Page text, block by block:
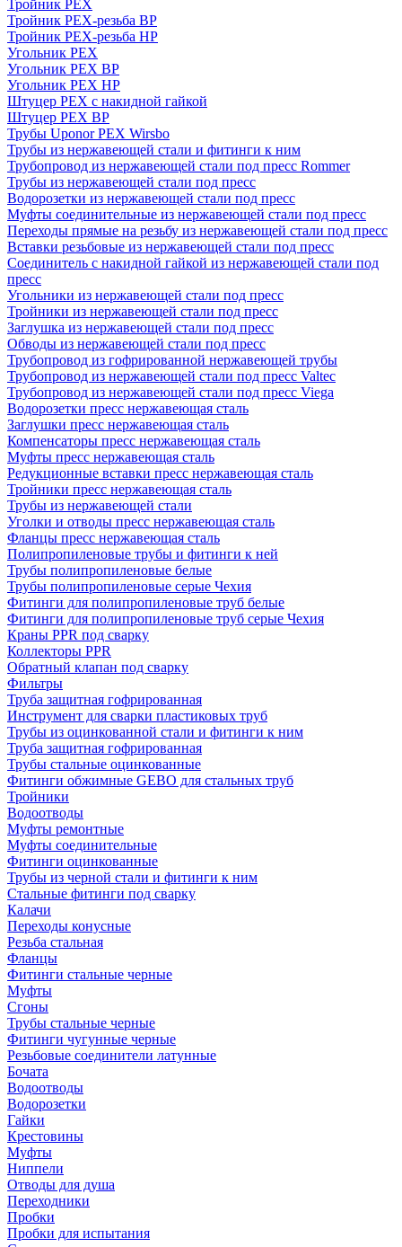
Тройник PEX
Тройник PEX-резьба ВР
Тройник PEX-резьба НР
Угольник PEX
Угольник PEX ВР
Угольник PEX НР
Штуцер PEX c накидной гайкой
Штуцер PEX ВР
Трубы Uponor PEX Wirsbo
Трубы из нержавеющей стали и фитинги к ним
Трубопровод из нержавеющей стали под пресс Rommer
Трубы из нержавеющей стали под пресс
Водорозетки из нержавеющей стали под пресс
Муфты соединительные из нержавеющей стали под пресс
Переходы прямые на резьбу из нержавеющей стали под пресс
Вставки резьбовые из нержавеющей стали под пресс
Соединитель с накидной гайкой из нержавеющей стали под
пресс
Угольники из нержавеющей стали под пресс
Тройники из нержавеющей стали под пресс
Заглушка из нержавеющей стали под пресс
Обводы из нержавеющей стали под пресс
Трубопровод из гофрированной нержавеющей трубы
Трубопровод из нержавеющей стали под пресс Valtec
Трубопровод из нержавеющей стали под пресс Viega
Водорозетки пресс нержавеющая сталь
Заглушки пресс нержавеющая сталь
Компенсаторы пресс нержавеющая сталь
Муфты пресс нержавеющая сталь
Редукционные вставки пресс нержавеющая сталь
Тройники пресс нержавеющая сталь
Трубы из нержавеющей стали
Уголки и отводы пресс нержавеющая сталь
Фланцы пресс нержавеющая сталь
Полипропиленовые трубы и фитинги к ней
Трубы полипропиленовые белые
Трубы полипропиленовые серые Чехия
Фитинги для полипропиленовые труб белые
Фитинги для полипропиленовые труб серые Чехия
Краны PPR под сварку
Коллекторы PPR
Обратный клапан под сварку
Фильтры
Труба защитная гофрированная
Инструмент для сварки пластиковых труб
Трубы из оцинкованной стали и фитинги к ним
Труба защитная гофрированная
Трубы стальные оцинкованные
Фитинги обжимные GEBO для стальных труб
Тройники
Водоотводы
Муфты ремонтные
Муфты соединительные
Фитинги оцинкованные
Трубы из черной стали и фитинги к ним
Стальные фитинги под сварку
Калачи
Переходы конусные
Резьба стальная
Фланцы
Фитинги стальные черные
Муфты
Сгоны
Трубы стальные черные
Фитинги чугунные черные
Резьбовые соединители латунные
Бочата
Водоотводы
Водорозетки
Гайки
Крестовины
Муфты
Ниппели
Отводы для душа
Переходники
Пробки
Пробки для испытания